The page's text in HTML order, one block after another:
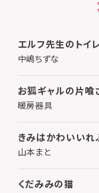
エルフ先生のトイ
中嶋ちずな
お狐ギャルの片喰
暖房器具
きみはかわいいれ
山本まと
くだみみの猫